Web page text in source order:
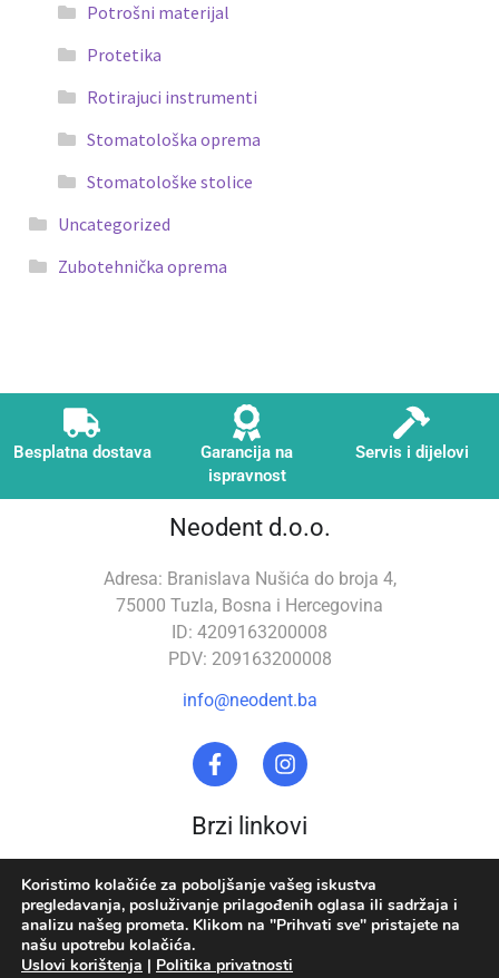
Potrošni materijal
Protetika
Rotirajuci instrumenti
Stomatološka oprema
Stomatološke stolice
Uncategorized
Zubotehnička oprema
Besplatna dostava
Garancija na
ispravnost
Servis i dijelovi
Brzi linkovi
Stomatološka oprema
Zubna tehnika
Akcija
O nama
Uslovi korištenja
Neodent d.o.o.
Adresa: Branislava Nušića do broja 4,
75000 Tuzla, Bosna i Hercegovina
ID: 4209163200008
PDV: 209163200008
info@neodent.ba
Koristimo kolačiće za poboljšanje vašeg iskustva
pregledavanja, posluživanje prilagođenih oglasa ili sadržaja i
analizu našeg prometa. Klikom na "Prihvati sve" pristajete na
našu upotrebu kolačića.
Uslovi korištenja | Politika privatnosti